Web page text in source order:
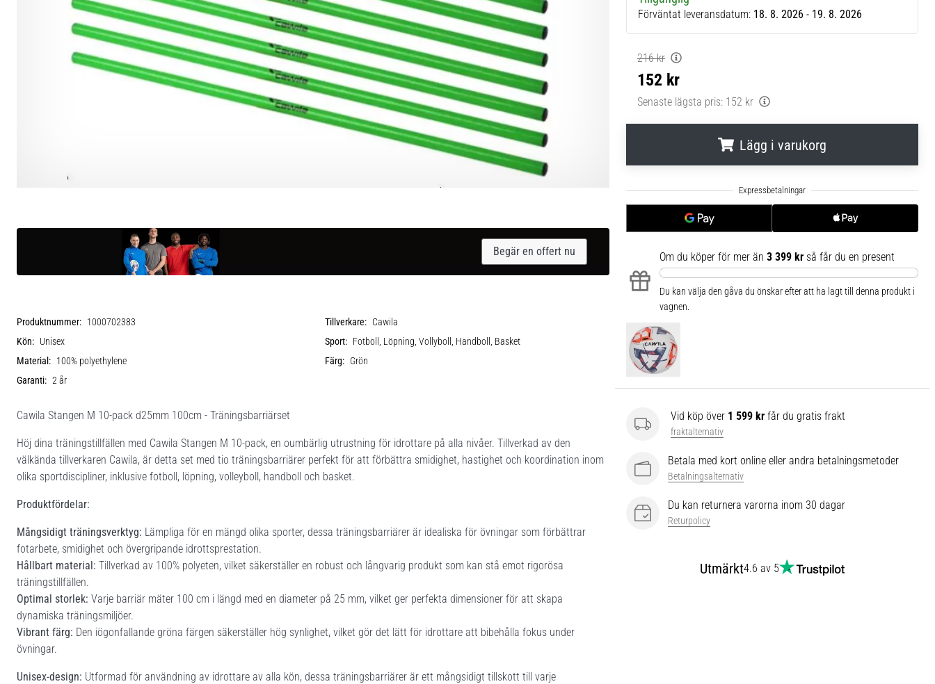
Förväntat leveransdatum: 18. 8. 2026 - 19. 8. 2026
216 kr
152 kr
Senaste lägsta pris: 152 kr
Lägg i varukorg
Om du köper för mer än 3 399 kr så får du en present
Du kan välja den gåva du önskar efter att ha lagt till denna produkt i
vagnen.
Vid köp över 1 599 kr får du gratis frakt
fraktalternativ
Betala med kort online eller andra betalningsmetoder
Betalningsalternativ
Du kan returnera varorna inom 30 dagar
Returpolicy
Utmärkt4.6 av 5
Begär en offert nu
Produktnummer: 1000702383 Tillverkare: Cawila
Kön: Unisex Sport: Fotboll, Löpning, Vollyboll, Handboll, Basket
Material: 100% polyethylene Färg: Grön
Garanti: 2 år
Cawila Stangen M 10-pack d25mm 100cm - Träningsbarriärset
Höj dina träningstillfällen med Cawila Stangen M 10-pack, en oumbärlig utrustning för idrottare på alla nivåer. Tillverkad av den
välkända tillverkaren Cawila, är detta set med tio träningsbarriärer perfekt för att förbättra smidighet, hastighet och koordination inom
olika sportdiscipliner, inklusive fotboll, löpning, volleyboll, handboll och basket.
Produktfördelar:
Mångsidigt träningsverktyg: Lämpliga för en mängd olika sporter, dessa träningsbarriärer är idealiska för övningar som förbättrar
fotarbete, smidighet och övergripande idrottsprestation.
Hållbart material: Tillverkad av 100% polyeten, vilket säkerställer en robust och långvarig produkt som kan stå emot rigorösa
träningstillfällen.
Optimal storlek: Varje barriär mäter 100 cm i längd med en diameter på 25 mm, vilket ger perfekta dimensioner för att skapa
dynamiska träningsmiljöer.
Vibrant färg: Den iögonfallande gröna färgen säkerställer hög synlighet, vilket gör det lätt för idrottare att bibehålla fokus under
övningar.
Unisex-design: Utformad för användning av idrottare av alla kön, dessa träningsbarriärer är ett mångsidigt tillskott till varje